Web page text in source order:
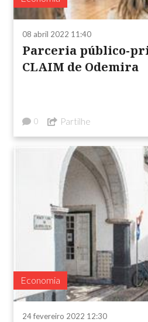
08 abril 2022 11:40
Parceria público-
CLAIM de Odemira
0 Partilhe
Economia
24 fevereiro 2022 12:30